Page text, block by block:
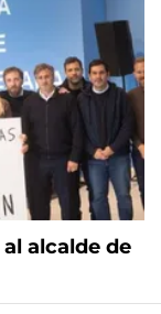
alcalde de